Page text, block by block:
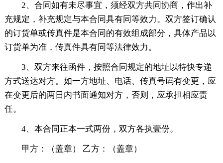
2、合同如有未尽事宜，须经双方共同协商，作出补
充规定，补充规定与本合同具有同等效力。双方签订确认
的订货单或传真件是本合同的有效组成部分，具体产品以
订货单为准，传真件具有同等法律效力。
3、双方来往函件，按照合同规定的地址以特快专递
方式送达对方。如一方地址、电话、传真号码有变更，应
在变更后的两日内书面通知对方，否则，应承担相应责
任。
4、本合同正本一式两份，双方各执壹份。
甲方：（盖章） 乙方：（盖章）